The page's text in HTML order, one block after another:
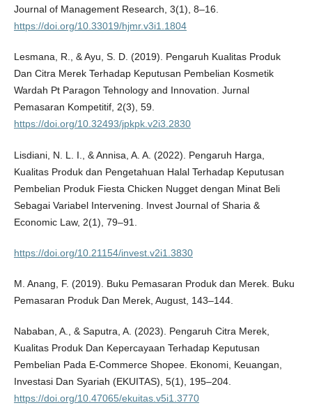
Journal of Management Research, 3(1), 8–16.
https://doi.org/10.33019/hjmr.v3i1.1804
Lesmana, R., & Ayu, S. D. (2019). Pengaruh Kualitas Produk
Dan Citra Merek Terhadap Keputusan Pembelian Kosmetik
Wardah Pt Paragon Tehnology and Innovation. Jurnal
Pemasaran Kompetitif, 2(3), 59.
https://doi.org/10.32493/jpkpk.v2i3.2830
Lisdiani, N. L. I., & Annisa, A. A. (2022). Pengaruh Harga,
Kualitas Produk dan Pengetahuan Halal Terhadap Keputusan
Pembelian Produk Fiesta Chicken Nugget dengan Minat Beli
Sebagai Variabel Intervening. Invest Journal of Sharia &
Economic Law, 2(1), 79–91.
https://doi.org/10.21154/invest.v2i1.3830
M. Anang, F. (2019). Buku Pemasaran Produk dan Merek. Buku
Pemasaran Produk Dan Merek, August, 143–144.
Nababan, A., & Saputra, A. (2023). Pengaruh Citra Merek,
Kualitas Produk Dan Kepercayaan Terhadap Keputusan
Pembelian Pada E-Commerce Shopee. Ekonomi, Keuangan,
Investasi Dan Syariah (EKUITAS), 5(1), 195–204.
https://doi.org/10.47065/ekuitas.v5i1.3770